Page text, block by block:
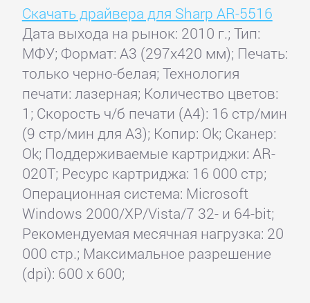
Скачать драйвера для Sharp AR-5516
Дата выхода на рынок: 2010 г.; Тип:
МФУ; Формат: A3 (297x420 мм); Печать:
только черно-белая; Технология
печати: лазерная; Количество цветов:
1; Скорость ч/б печати (А4): 16 стр/мин
(9 стр/мин для A3); Копир: Ok; Сканер:
Ok; Поддерживаемые картриджи: AR-
020T; Ресурс картриджа: 16 000 стр;
Операционная система: Microsoft
Windows 2000/XP/Vista/7 32- и 64-bit;
Рекомендуемая месячная нагрузка: 20
000 стр.; Максимальное разрешение
(dpi): 600 x 600;